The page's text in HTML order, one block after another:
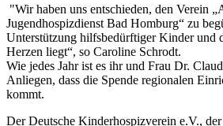
"Wir haben uns entschieden, den Verein
Jugendhospizdienst Bad Homburg“ zu
Unterstützung hilfsbedürftiger Kinder und
Herzen liegt“, so Caroline Schrodt.
Wie jedes Jahr ist es ihr und Frau Dr.
Anliegen, dass die Spende regionalen
kommt.
Der Deutsche Kinderhospizverein e.V.,